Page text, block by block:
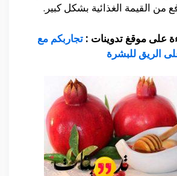
من القيمة الغذائية بشكل كبير.
على موقغ تدوينات : تجاربكم مع
الريق للبشرة